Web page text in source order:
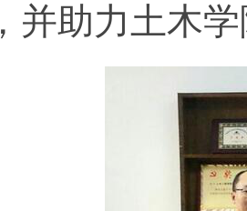
并助力土木